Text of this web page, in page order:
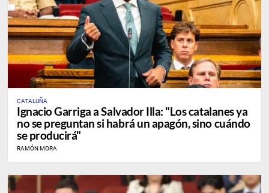
CATALUÑA
Ignacio Garriga a Salvador Illa: "Los catalanes ya
no se preguntan si habrá un apagón, sino cuándo
se producirá"
RAMÓN MORA